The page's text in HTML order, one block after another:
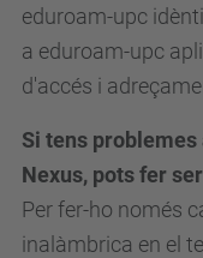
eduroam-upc
a eduroam-upc
d'accés i
Si tens problemes
Nexus, pots fer
Per fer-ho només
inalàmbrica en el